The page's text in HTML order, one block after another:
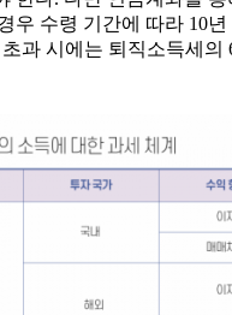
우 수령 기간에 따라 10
과 시에는 퇴직소득세의